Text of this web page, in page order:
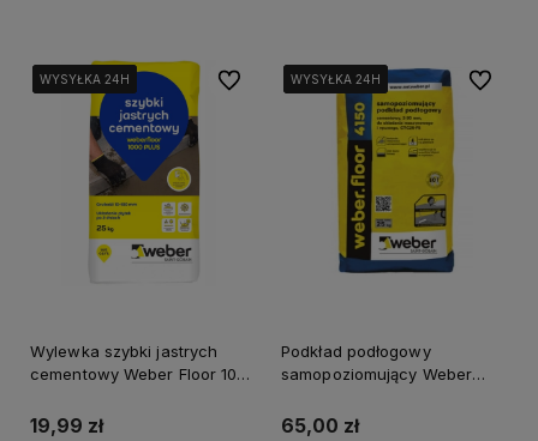
WYSYŁKA 24H
WYSYŁKA 24H
WYSYŁKA 24H
WYSYŁKA 24H
Wylewka szybki jastrych
cementowy Weber Floor 1000
19,99 zł
Do ulubionychWYSYŁKA 24H
WYSYŁKA 24H
WYSYŁKA 24H
WYSYŁKA 24H
Podkład podłogowy
samopoziomujący Weber
65,00 zł
Do